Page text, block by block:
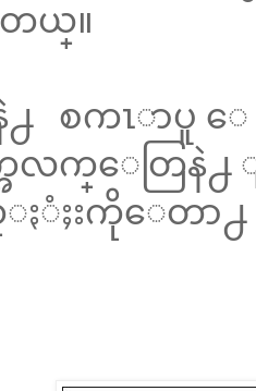
တယ္။
ြနဲ႕ စကၤာ
က္ေတြနဲ႕
ကိုေတာ႕